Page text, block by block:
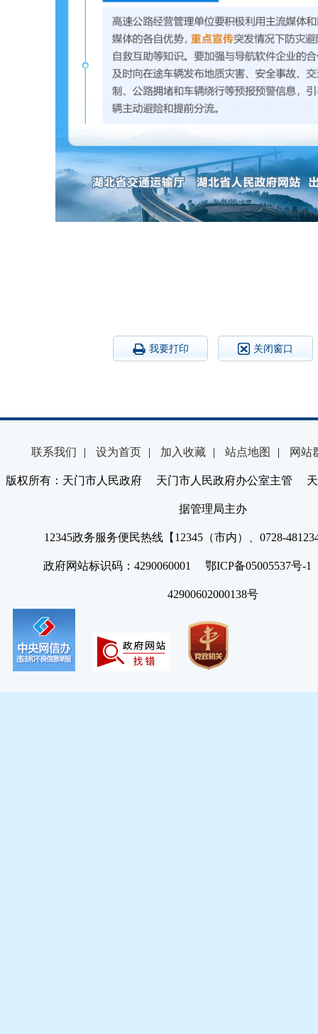
我要打印 关闭窗口
联系我们 | 设为首页 | 加入收藏 | 站点地图 | 网站
版权所有：天门市人民政府 天门市人民政府办公室主管 天
据管理局主办
12345政务服务便民热线【12345（市内）、0728-
政府网站标识码：4290060001 鄂ICP备05005537号
42900602000138号